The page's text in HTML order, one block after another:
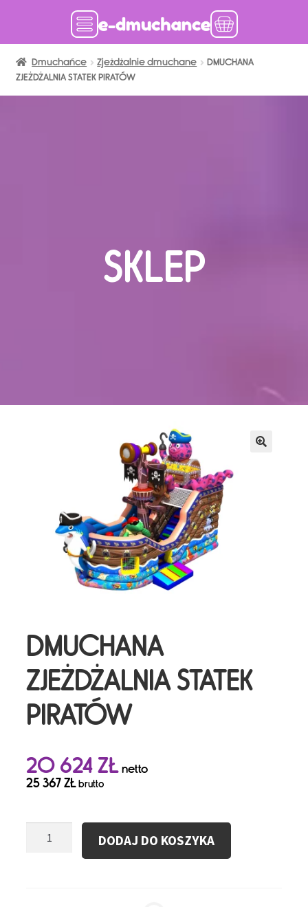
Dmuchańce w magazynie
Produkcja Dmuchańców
Sale Zabaw
Dmuchańce Zjeżdżalnie dmuchane
DMUCHANA
ZJEŻDŻALNIA STATEK PIRATÓW
DMUCHANA
ZJEŻDŻALNIA STATEK
PIRATÓW
20 624ZŁnetto
25 367ZŁbrutto
DODAJ DO KOSZYKA